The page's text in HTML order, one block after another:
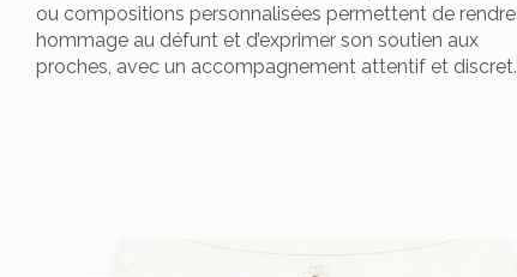
ou compositions personnalisées permettent de rendre
hommage au défunt et d’exprimer son soutien aux
proches, avec un accompagnement attentif et discret.